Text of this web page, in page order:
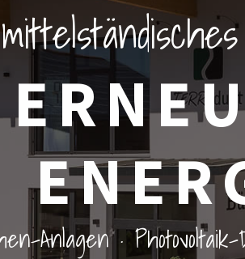
Anlagen ·